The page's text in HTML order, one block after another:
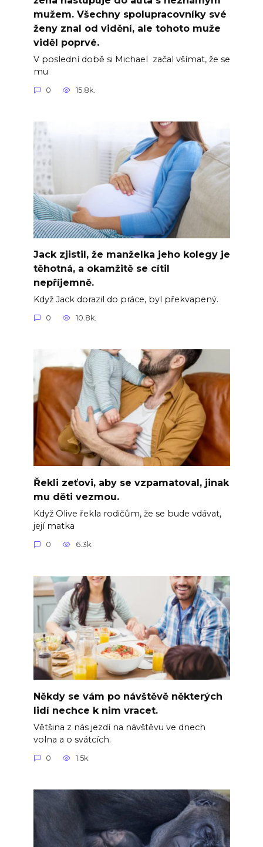
mužem. Všechny spolupracovníky své
ženy znal od vidění, ale tohoto muže
viděl poprvé.
V poslední době si Michael začal všímat, že se
mu
0 15.8k.
Jack zjistil, že manželka jeho kolegy je
těhotná, a okamžitě se cítil
nepříjemně.
Když Jack dorazil do práce, byl překvapený.
0 10.8k.
Řekli zeťovi, aby se vzpamatoval, jinak
mu děti vezmou.
Když Olive řekla rodičům, že se bude vdávat,
její matka
0 6.3k.
Někdy se vám po návštěvě některých
lidí nechce k nim vracet.
Většina z nás jezdí na návštěvu ve dnech
volna a o svátcích.
0 1.5k.